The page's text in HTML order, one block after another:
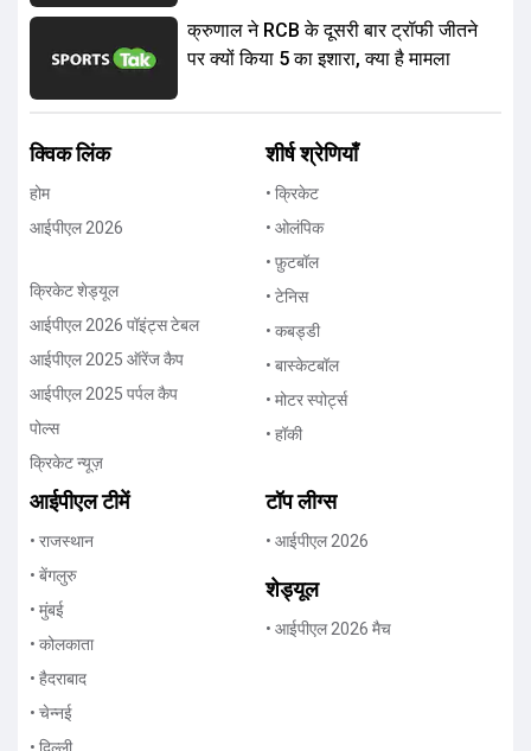
क्रुणाल ने RCB के दूसरी बार ट्रॉफी जीतने
पर क्यों किया 5 का इशारा, क्या है मामला
क्विक लिंक
होम
आईपीएल 2026
क्रिकेट शेड्यूल
आईपीएल 2026 पॉइंट्स टेबल
आईपीएल 2025 ऑरेंज कैप
आईपीएल 2025 पर्पल कैप
पोल्स
क्रिकेट न्यूज़
शीर्ष श्रेणियाँ
• क्रिकेट
• ओलंपिक
• फ़ुटबॉल
• टेनिस
• कबड्डी
• बास्केटबॉल
• मोटर स्पोर्ट्स
• हॉकी
आईपीएल टीमें
• राजस्थान
• बेंगलुरु
• मुंबई
• कोलकाता
• हैदराबाद
• चेन्नई
टॉप लीग्स
• आईपीएल 2026
शेड्यूल
• आईपीएल 2026 मैच